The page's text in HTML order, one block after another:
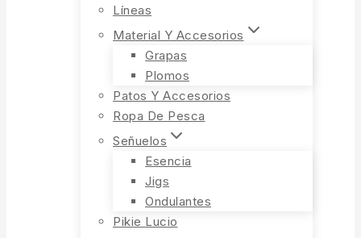
Líneas
Material Y Accesorios
Grapas
Plomos
Patos Y Accesorios
Ropa De Pesca
Señuelos
Esencia
Jigs
Ondulantes
Pikie Lucio